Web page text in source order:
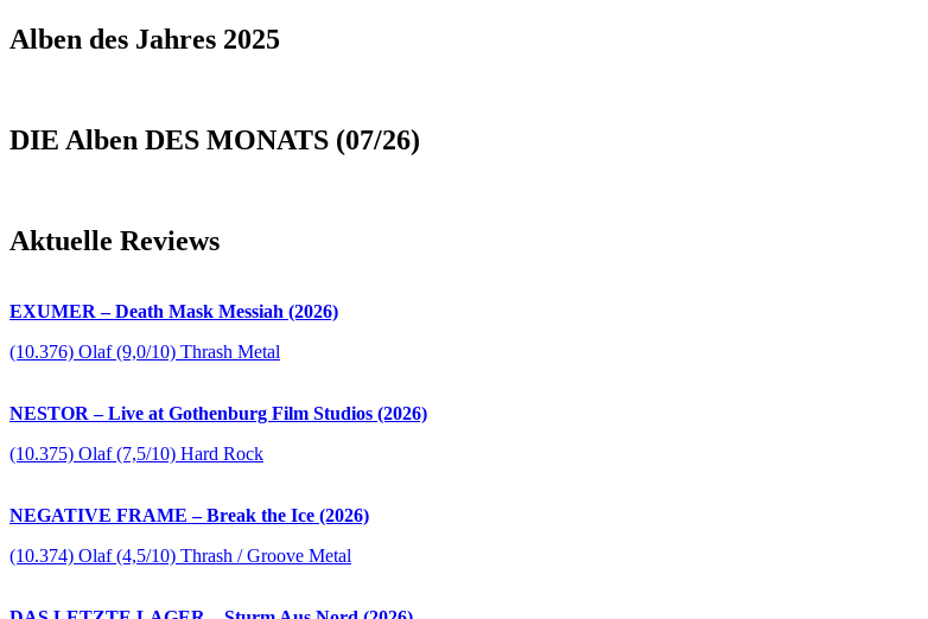
Alben des Jahres 2025
DIE Alben DES MONATS (07/26)
Aktuelle Reviews
EXUMER – Death Mask Messiah (2026)
(10.376) Olaf (9,0/10) Thrash Metal
NESTOR – Live at Gothenburg Film Studios (2026)
(10.375) Olaf (7,5/10) Hard Rock
NEGATIVE FRAME – Break the Ice (2026)
(10.374) Olaf (4,5/10) Thrash / Groove Metal